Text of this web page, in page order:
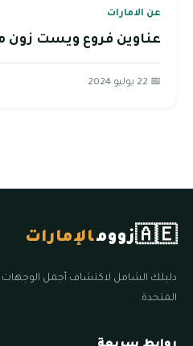
عن الامارات
عناوين فروع ويست زون
📅 22 يوليو 2024
🇦🇪زوومالإمارات
دليلك الشامل لاكتشاف أجمل الوجهات
المتحدة.